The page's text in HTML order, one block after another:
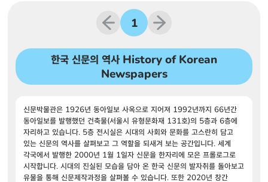
1
한국 신문의 역사 History of Korean
Newspapers
신문박물관은 1926년 동아일보 사옥으로 지어져 1992년까지 66년간
동아일보를 발행했던 건축물(서울시 유형문화재 131호)의 5층과 6층에
자리하고 있습니다. 5층 전시실은 시대의 사회와 문화를 고스란히 담고
있는 신문의 역사를 살펴보고 그 역할을 되새겨 보는 공간입니다. 세계
각국에서 발행한 2000년 1월 1일자 신문을 한자리에 모은 프롤로그로
시작합니다. 시대의 진실된 모습을 담아 온 한국 신문의 발자취를 돌아보고
유물을 통해 신문제작과정을 살펴볼 수 있습니다. 또한 2020년 창간